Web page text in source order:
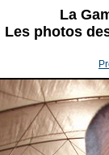
La
Les photos